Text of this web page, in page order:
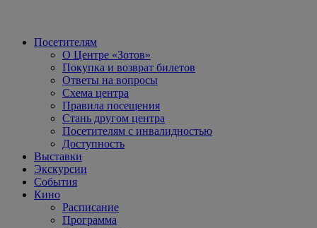
Посетителям
О Центре «Зотов»
Покупка и возврат билетов
Ответы на вопросы
Схема центра
Правила посещения
Стань другом центра
Посетителям с инвалидностью
Доступность
Выставки
Экскурсии
События
Кино
Расписание
Программа